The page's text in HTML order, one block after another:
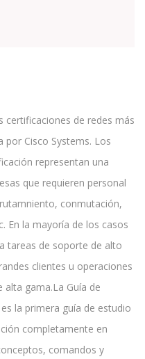
certificaciones de redes más
por Cisco Systems. Los
representan una
que requieren personal
conmutación,
En la mayoría de los casos
tareas de soporte de alto
clientes u operaciones
gama.La Guía de
la primera guía de estudio
completamente en
comandos y